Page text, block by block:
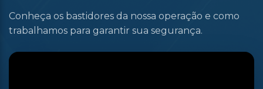
Conheça os bastidores da nossa operação e como
trabalhamos para garantir sua segurança.